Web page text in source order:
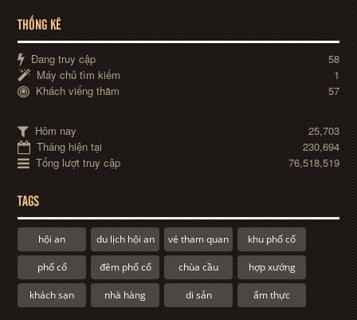
THỐNG KÊ
Đang truy cập
58
Máy chủ tìm kiếm
1
Khách viếng thăm
57
Hôm nay
25,703
Tháng hiện tại
230,694
Tổng lượt truy cập
76,518,519
TAGS
hội an du lịch hội an vé tham quan khu phố cổ
phố cổ đêm phố cổ chùa cầu hợp xướng
khách sạn nhà hàng di sản ẩm thực